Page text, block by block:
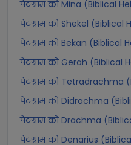
पेटग्राम को Mina (Biblical
पेटग्राम को Shekel
पेटग्राम को Bekan (Biblical
पेटग्राम को Gerah (Biblical
पेटग्राम को Tetradrachma
पेटग्राम को Didrachma
पेटग्राम को Drachma
पेटग्राम को Denarius